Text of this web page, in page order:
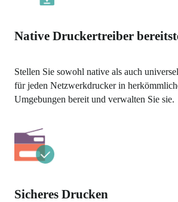
Native Druckertreiber
Stellen Sie sowohl native als auch
für jeden Netzwerkdrucker in
Umgebungen bereit und verwalten Sie sie.
Sicheres Drucken